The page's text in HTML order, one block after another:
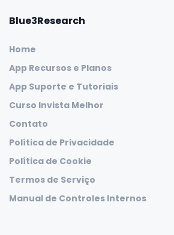
Blue3Research
Home
App Recursos e Planos
App Suporte e Tutoriais
Curso Invista Melhor
Contato
Política de Privacidade
Política de Cookie
Termos de Serviço
Manual de Controles Internos